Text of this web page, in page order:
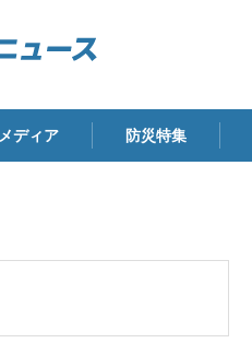
メディア 防災特集